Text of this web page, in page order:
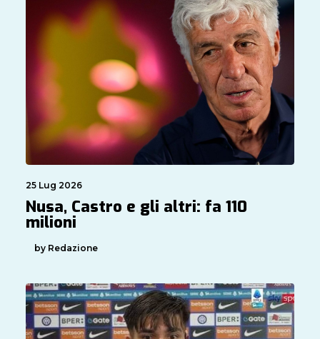
25 Lug 2026
Nusa, Castro e gli altri: fa 110
milioni
by Redazione